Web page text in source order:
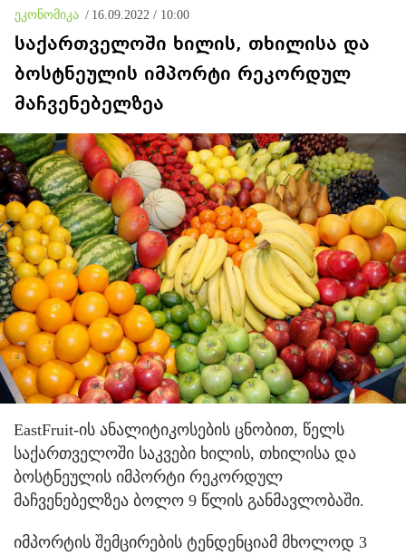
ეკონომიკა / 16.09.2022 / 10:00
საქართველოში ხილის, თხილისა და
ბოსტნეულის იმპორტი რეკორდულ
მაჩვენებელზეა
EastFruit-ის ანალიტიკოსების ცნობით, წელს
საქართველოში საკვები ხილის, თხილისა და
ბოსტნეულის იმპორტი რეკორდულ
მაჩვენებელზეა ბოლო 9 წლის განმავლობაში.
იმპორტის შემცირების ტენდენციამ მხოლოდ 3